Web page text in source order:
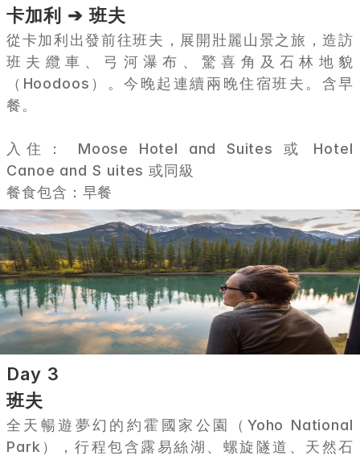
卡加利 ➔ 班夫
從卡加利出發前往班夫，展開壯麗山景之旅，造訪
班夫纜車、弓河瀑布、驚喜角及石林地貌
（Hoodoos）。今晚起連續兩晚住宿班夫。含早
餐。
入住： Moose Hotel and Suites 或 Hotel
Canoe and S uites 或同級
餐食包含：早餐
Day 3
班夫
全天暢遊夢幻的約霍國家公園（Yoho National
Park），行程包含露易絲湖、螺旋隧道、天然石